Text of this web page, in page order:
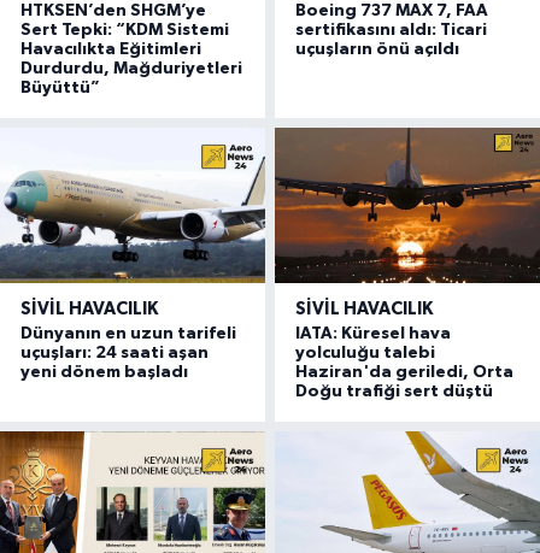
HTKSEN’den SHGM’ye
Sert Tepki: “KDM Sistemi
Havacılıkta Eğitimleri
Durdurdu, Mağduriyetleri
Büyüttü”
Boeing 737 MAX 7, FAA
sertifikasını aldı: Ticari
uçuşların önü açıldı
SIVIL HAVACILIK
Dünyanın en uzun tarifeli
uçuşları: 24 saati aşan
yeni dönem başladı
SIVIL HAVACILIK
IATA: Küresel hava
yolculuğu talebi
Haziran'da geriledi, Orta
Doğu trafiği sert düştü